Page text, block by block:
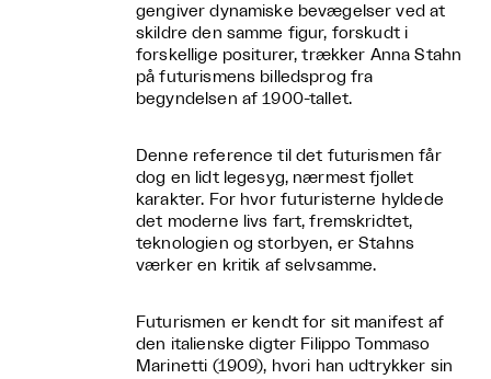
gengiver dynamiske bevægelser ved at
skildre den samme figur, forskudt i
forskellige positurer, trækker Anna Stahn
på futurismens billedsprog fra
begyndelsen af 1900-tallet.
Denne reference til det futurismen får
dog en lidt legesyg, nærmest fjollet
karakter. For hvor futuristerne hyldede
det moderne livs fart, fremskridtet,
teknologien og storbyen, er Stahns
værker en kritik af selvsamme.
Futurismen er kendt for sit manifest af
den italienske digter Filippo Tommaso
Marinetti (1909), hvori han udtrykker sin